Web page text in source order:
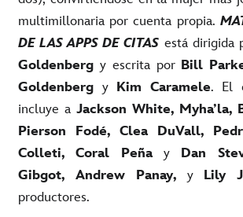
multimillonaria por cuenta propia.
DE LAS APPS DE CITAS está dirigida
Goldenberg y escrita por Bill
Goldenberg yKim Caramele. El
incluye a Jackson White, Myha’la,
Pierson Fodé, Clea DuVall,
Colleti, Coral Peña y Dan
Gibgot, Andrew Panay, yLily
productores.